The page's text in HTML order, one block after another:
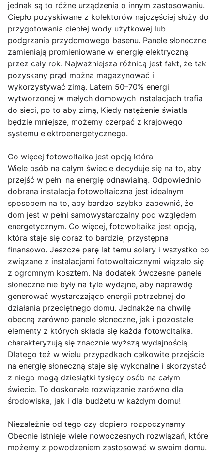
jednak są to różne urządzenia o innym zastosowaniu.
Ciepło pozyskiwane z kolektorów najczęściej służy do
przygotowania ciepłej wody użytkowej lub
podgrzania przydomowego basenu. Panele słoneczne
zamieniają promieniowane w energię elektryczną
przez cały rok. Najważniejsza różnicą jest fakt, że tak
pozyskany prąd można magazynować i
wykorzystywać zimą. Latem 50–70% energii
wytworzonej w małych domowych instalacjach trafia
do sieci, po to aby zimą, Kiedy natężenie światła
będzie mniejsze, możemy czerpać z krajowego
systemu elektroenergetycznego.
Co więcej fotowoltaika jest opcją która
Wiele osób na całym świecie decyduje się na to, aby
przejść w pełni na energię odnawialną. Odpowiednio
dobrana instalacja fotowoltaiczna jest idealnym
sposobem na to, aby bardzo szybko zapewnić, że
dom jest w pełni samowystarczalny pod względem
energetycznym. Co więcej, fotowoltaika jest opcją,
która staje się coraz to bardziej przystępna
finansowo. Jeszcze parę lat temu solary i wszystko co
związane z instalacjami fotowoltaicznymi wiązało się
z ogromnym kosztem. Na dodatek ówczesne panele
słoneczne nie były na tyle wydajne, aby naprawdę
generować wystarczająco energii potrzebnej do
działania przeciętnego domu. Jednakże na chwilę
obecną zarówno panele słoneczne, jak i pozostałe
elementy z których składa się każda fotowoltaika.
charakteryzują się znacznie wyższą wydajnością.
Dlatego też w wielu przypadkach całkowite przejście
na energię słoneczną staje się wykonalne i skorzystać
z niego mogą dziesiątki tysięcy osób na całym
świecie. To doskonałe rozwiązanie zarówno dla
środowiska, jak i dla budżetu w każdym domu!
Niezależnie od tego czy dopiero rozpoczynamy
Obecnie istnieje wiele nowoczesnych rozwiązań, które
możemy z powodzeniem zastosować w swoim domu.